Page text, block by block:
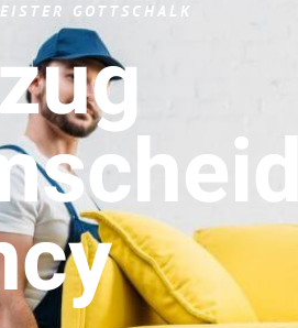
GOTTSCHALK